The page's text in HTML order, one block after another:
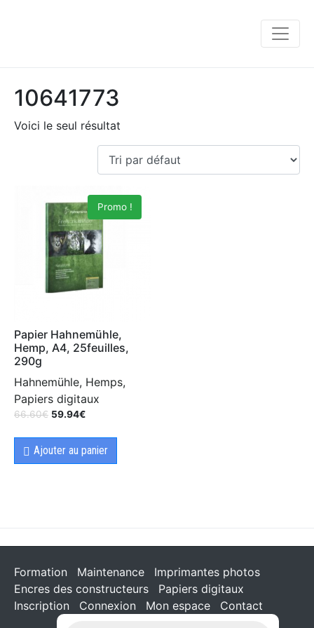
10641773
Voici le seul résultat
Promo !
Papier Hahnemühle,
Hemp, A4, 25feuilles,
290g
Hahnemühle, Hemps,
Papiers digitaux
66.60€ 59.94€
Ajouter au panier
Formation Maintenance
Imprimantes photos
Encres des constructeurs
Papiers digitaux
Inscription
Connexion Mon espace Contact